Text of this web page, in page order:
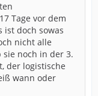
Tage vor dem
ist doch sowas
nicht alle
noch in der 3.
der logistische
wann oder